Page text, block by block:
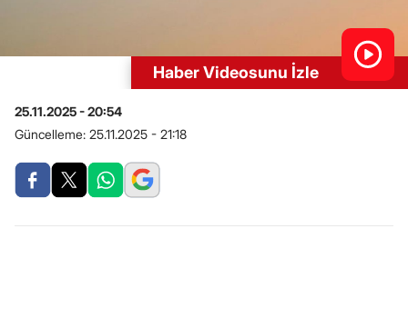
Haber Videosunu İzle
25.11.2025 - 20:54
Güncelleme: 25.11.2025 - 21:18